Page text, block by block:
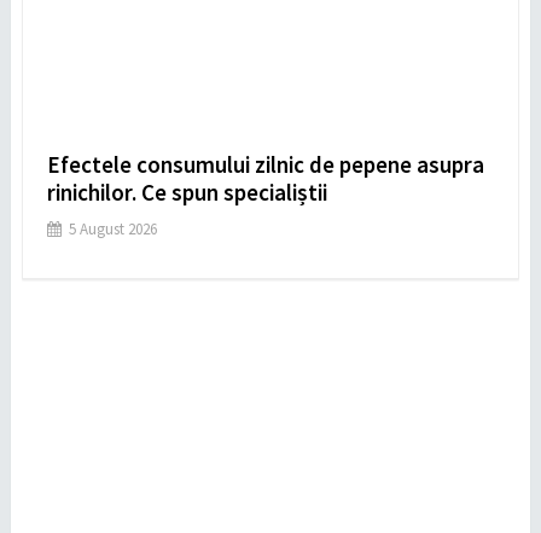
Efectele consumului zilnic de pepene asupra
rinichilor. Ce spun specialiștii
5 August 2026